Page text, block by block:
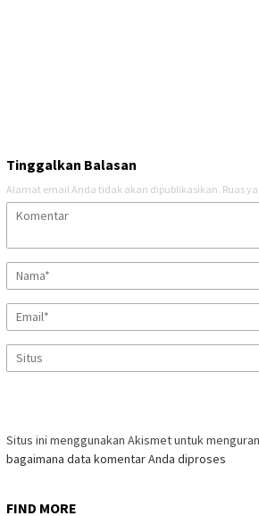
Tinggalkan Balasan
Alamat email Anda tidak akan dipublikasikan. Ruas
Situs ini menggunakan Akismet untuk
bagaimana data komentar Anda diproses
FIND MORE